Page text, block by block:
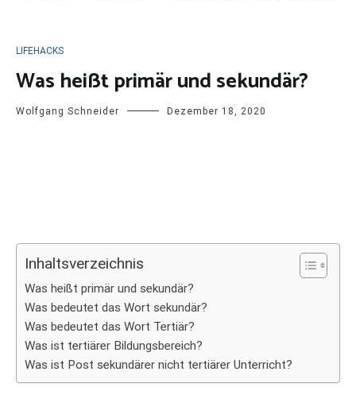
LIFEHACKS
Was heißt primär und sekundär?
Wolfgang Schneider Dezember 18, 2020
Inhaltsverzeichnis
Was heißt primär und sekundär?
Was bedeutet das Wort sekundär?
Was bedeutet das Wort Tertiär?
Was ist tertiärer Bildungsbereich?
Was ist Post sekundärer nicht tertiärer Unterricht?